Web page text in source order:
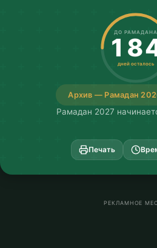
Архив — Рамадан
ДО РАМАДАНА
дней осталось
Рамадан 2027
Печать
РЕКЛАМНОЕ